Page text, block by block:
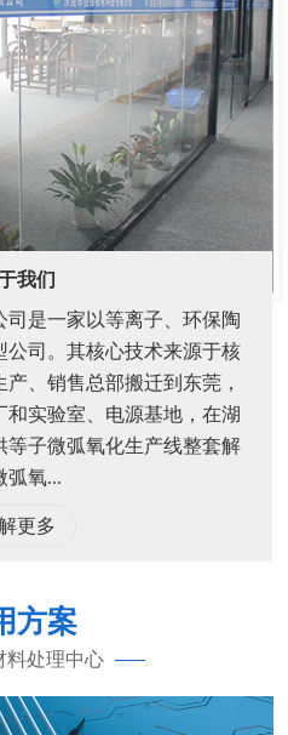
我们
是一家以等离子、环保陶
公司。其核心技术来源于核
、销售总部搬迁到东莞，
实验室、电源基地，在湖
等子微弧氧化生产线整套解
弧氧...
更多
方案
料处理中心